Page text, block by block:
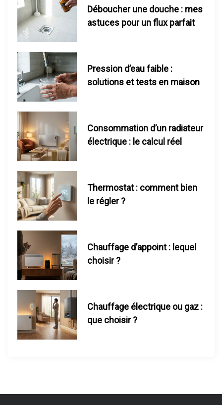
e
l
a
r
t
i
c
l
e
Déboucher une douche : mes
astuces pour un flux parfait
Pression d’eau faible :
solutions et tests en maison
Consommation d’un radiateur
électrique : le calcul réel
Thermostat : comment bien
le régler ?
Chauffage d’appoint : lequel
choisir ?
Chauffage électrique ou gaz :
que choisir ?